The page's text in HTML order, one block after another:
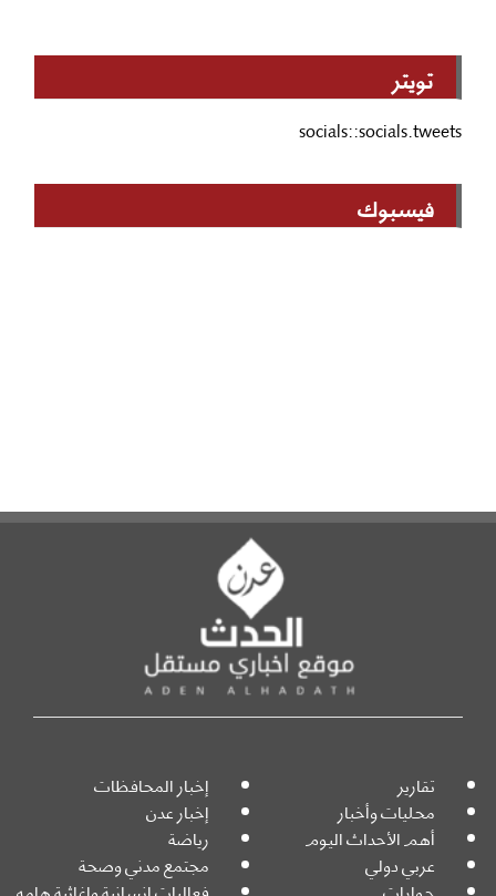
تويتر
socials::socials.tweets
فيسبوك
تقارير إخبار المحافظات
محليات وأخبار إخبار عدن
أهم الأحداث اليوم رياضة
عربي دولي مجتمع مدني وصحة